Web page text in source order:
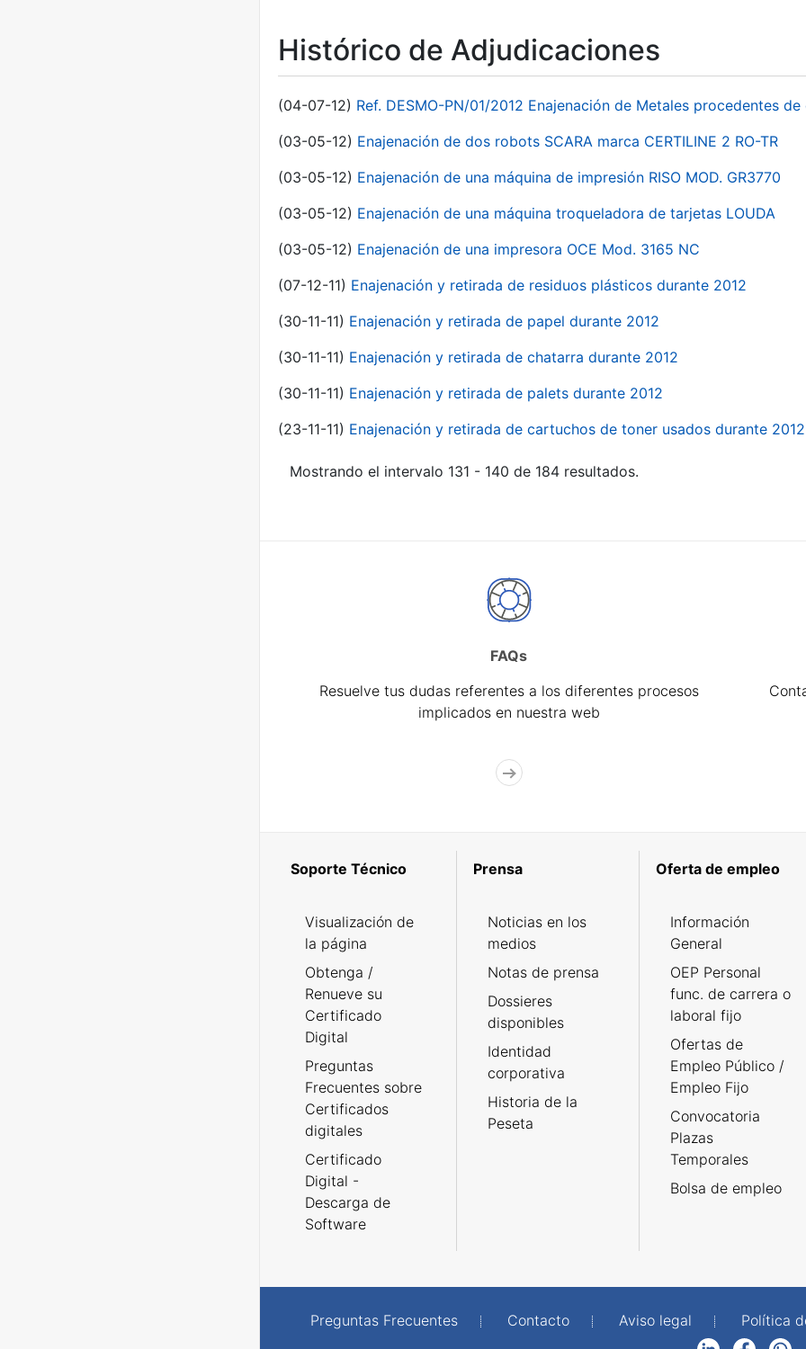
Histórico de Adjudicaciones
(04-07-12) Ref. DESMO-PN/01/2012 Enajenación de Metales procedentes
(03-05-12) Enajenación de dos robots SCARA marca CERTILINE 2 RO-TR
(03-05-12) Enajenación de una máquina de impresión RISO MOD. GR3770
(03-05-12) Enajenación de una máquina troqueladora de tarjetas LOUDA
(03-05-12) Enajenación de una impresora OCE Mod. 3165 NC
(07-12-11) Enajenación y retirada de residuos plásticos durante 2012
(30-11-11) Enajenación y retirada de papel durante 2012
(30-11-11) Enajenación y retirada de chatarra durante 2012
(30-11-11) Enajenación y retirada de palets durante 2012
(23-11-11) Enajenación y retirada de cartuchos de toner usados durante 2012
Mostrando el intervalo 131 - 140 de 184 resultados.
FAQs
Resuelve tus dudas referentes a los diferentes procesos
implicados en nuestra web
Soporte Técnico
Visualización de
la página
Obtenga /
Renueve su
Certificado
Digital
Preguntas
Frecuentes sobre
Certificados
digitales
Certificado
Digital -
Descarga de
Software
Prensa
Noticias en los
medios
Notas de prensa
Dossieres
disponibles
Identidad
corporativa
Historia de la
Peseta
Oferta de empleo
Información
General
OEP Personal
func. de carrera o
laboral fijo
Ofertas de
Empleo Público /
Empleo Fijo
Convocatoria
Plazas
Temporales
Bolsa de empleo
Preguntas Frecuentes Contacto Aviso legal Política